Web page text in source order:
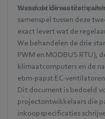
Wat doet de ventilatie als
tussen de
samenspel tussen deze
exact levert wat de
We behandelen de drie
PWM en MODBUS RTU),
klimaatcomputers en de
ebm‑papst EC-
Dit document is bedoeld
projectontwikkelaars die
inkoopspecificaties